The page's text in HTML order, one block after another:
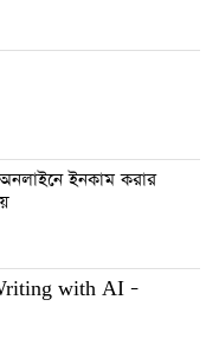
ইনকাম করার
with AI –